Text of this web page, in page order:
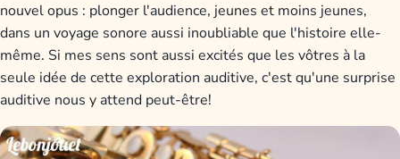
nouvel opus : plonger l'audience, jeunes et moins jeunes,
dans un voyage sonore aussi inoubliable que l'histoire elle-
même. Si mes sens sont aussi excités que les vôtres à la
seule idée de cette exploration auditive, c'est qu'une surprise
auditive nous y attend peut-être!